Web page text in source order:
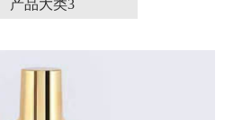
产品大类3